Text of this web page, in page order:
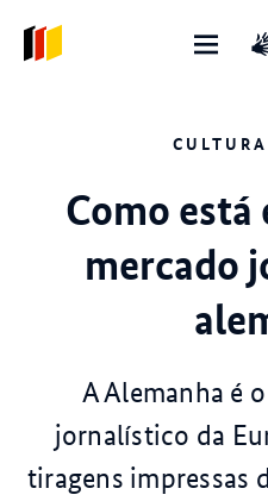
Como
mercado
A Alemanha é
jornalístico da
tiragens impressas